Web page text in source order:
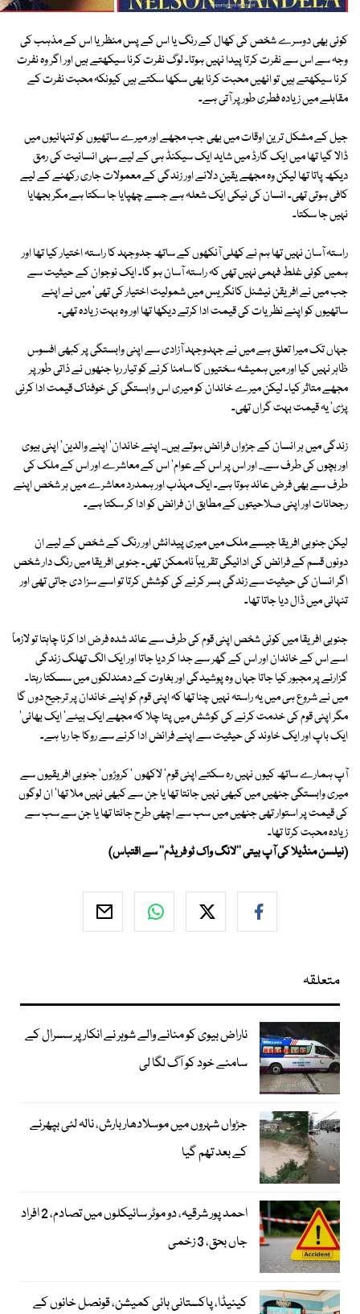
کوئی بھی دوسرے شخص کی کھال کے رنگ یا اس کے پس منظر یا اس کے مذہب کی
وجہ سے اس سے نفرت کرتا پیدا نہیں ہوتا۔ لوگ نفرت کرنا سیکھتے ہیں اور اگر وہ نفرت
کرنا سیکھتے ہیں تو انھیں محبت کرنا بھی سکھا سکتے ہیں کیونکہ محبت نفرت کے
مقابلے میں زیادہ فطری طور پر آتی ہے۔
جیل کے مشکل ترین اوقات میں بھی جب مجھے اور میرے ساتھیوں کو تنہائیوں میں
ڈالا گیا تھا میں ایک گارڈ میں شاید ایک سیکنڈ ہی کے لیے سہی انسانیت کی رمق
دیکھ پاتا تھا لیکن وہ مجھے یقین دلانے اور زندگی کے معمولات جاری رکھنے کے لیے
کافی ہوتی تھی۔ انسان کی نیکی ایک شعلہ ہے جسے چھپایا جا سکتا ہے مگر بجھایا
نہیں جا سکتا۔
راستہ آسان نہیں تھا ہم نے کھلی آنکھوں کے ساتھ جدوجہد کا راستہ اختیار کیا تھا اور
ہمیں کوئی غلط فہمی نہیں تھی کہ راستہ آسان ہو گا۔ ایک نوجوان کے حیثیت سے
جب میں نے افریقن نیشنل کانگریس میں شمولیت اختیار کی تھی' میں نے اپنے
ساتھیوں کو اپنے نظریات کی قیمت ادا کرتے دیکھا تھا اور وہ بہت زیادہ تھی۔
جہاں تک میرا تعلق ہے میں نے جہدوجہد آزادی سے اپنی وابستگی پر کبھی افسوس
ظاہر نہیں کیا اور میں ہمیشہ سختیوں کا سامنا کرنے کو تیار رہا جنھوں نے ذاتی طور پر
مجھے متاثر کیا۔ لیکن میرے خاندان کو میری اس وابستگی کی خوفناک قیمت ادا کرنی
پڑی' یہ قیمت بہت گراں تھی۔
زندگی میں ہر انسان کے جڑواں فرائض ہوتے ہیں... اپنے خاندان' اپنے والدین' اپنی بیوی
اور بچوں کی طرف سے... اور اس پر اس کے عوام' اس کے معاشرے اور اس کے ملک کی
طرف سے بھی فرض عائد ہوتا ہے۔ ایک مہذب اور ہمدرد معاشرے میں ہر شخص اپنے
رجحانات اور اپنی صلاحیتوں کے مطابق ان فرائض کو ادا کر سکتا ہے۔
لیکن جنوبی افریقا جیسے ملک میں میری پیدائش اور رنگ کے شخص کے لیے ان
دونوں قسم کے فرائض کی ادائیگی تقریباً ناممکن تھی۔ جنوبی افریقا میں رنگ دار شخص
اگر انسان کی حیثیت سے زندگی بسر کرنے کی کوشش کرتا تو اسے سزا دی جاتی تھی اور
تنہائی میں ڈال دیا جاتا تھا۔
جنوبی افریقا میں کوئی شخص اپنی قوم کی طرف سے عائد شدہ فرض ادا کرنا چاہتا تو لازماً
اسے اس کے خاندان اور اس کے گھر سے جدا کر دیا جاتا اور ایک الگ تھلگ زندگی
گزارنے پر مجبور کیا جاتا جہاں وہ پوشیدگی اور بغاوت کے دھندلکوں میں سسکتا رہتا۔
میں نے شروع ہی میں یہ راستہ نہیں چنا تھا کہ اپنی قوم کو اپنے خاندان پر ترجیح دوں گا
مگر اپنی قوم کی خدمت کرنے کی کوشش میں پتا چلا کہ مجھے ایک بیٹے' ایک بھائی'
ایک باپ اور ایک خاوند کی حیثیت سے اپنے فرائض ادا کرنے سے روکا جا رہا ہے۔
آپ ہمارے ساتھ کیوں نہیں رہ سکتے اپنی قوم' لاکھوں ' کروڑوں' جنوبی افریقیوں سے
میری وابستگی جنھیں میں کبھی نہیں جانتا تھا یا جن سے کبھی نہیں ملا تھا' ان لوگوں
کی قیمت پر استوار تھی جنھیں میں سب سے اچھی طرح جانتا تھا یا جن سے سب سے
زیادہ محبت کرتا تھا۔
(نیلسن منڈیلا کی آپ بیتی ''لانگ واک ٹو فریڈم'' سے اقتباس)
متعلقہ
ناراض بیوی کو منانے والے شوہر نے انکار پر سسرال کے
سامنے خود کو آگ لگا لی
جڑواں شہروں میں موسلادھار بارش، نالہ لئی بپھرنے
کے بعد تھم گیا
احمد پور شرقیہ، دو موٹر سائیکلوں میں تصادم، 2 افراد
جاں بحق، 3 زخمی
کینیڈا، پاکستانی ہائی کمیشن، قونصل خانوں کے